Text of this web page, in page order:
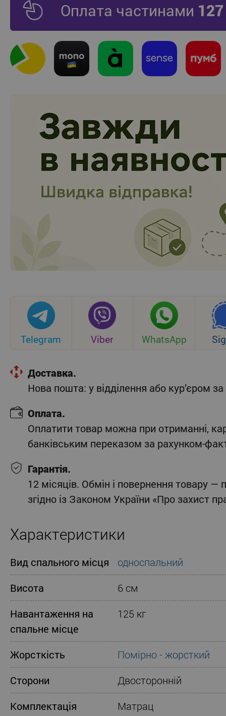
Оплата частинами
Telegram Viber WhatsApp
Доставка.
Нова пошта: у відділення або кур’єром
Оплата.
Оплатити товар можна при отриманні,
банківським переказом за рахунком-
Гарантія.
12 місяців. Обмін і повернення товару —
згідно із Законом України «Про захист
Характеристики
Вид спального місця
односпальний
Висота
6 см
Навантаження на
спальне місце
125 кг
Жорсткість
Помірно - жорсткий
Сторони
Двосторонній
Комплектація
Матрац